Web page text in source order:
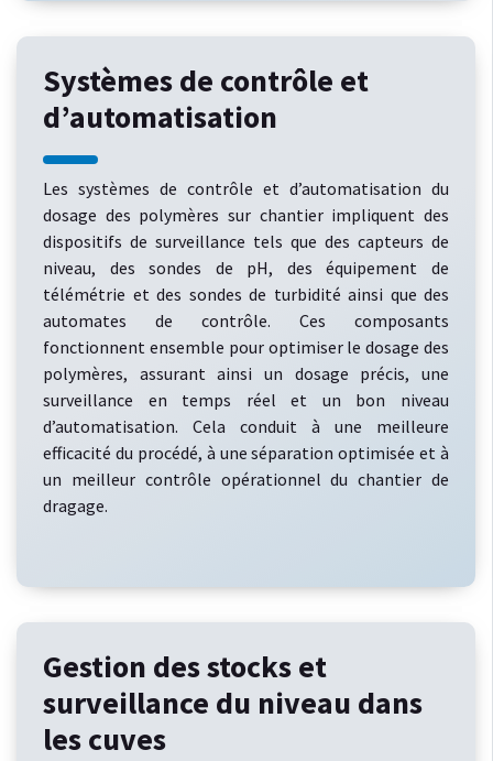
Systèmes de contrôle et
d’automatisation
Les systèmes de contrôle et d’automatisation du
dosage des polymères sur chantier impliquent des
dispositifs de surveillance tels que des capteurs de
niveau, des sondes de pH, des équipement de
télémétrie et des sondes de turbidité ainsi que des
automates de contrôle. Ces composants
fonctionnent ensemble pour optimiser le dosage des
polymères, assurant ainsi un dosage précis, une
surveillance en temps réel et un bon niveau
d’automatisation. Cela conduit à une meilleure
efficacité du procédé, à une séparation optimisée et à
un meilleur contrôle opérationnel du chantier de
dragage.
Gestion des stocks et
surveillance du niveau dans
les cuves